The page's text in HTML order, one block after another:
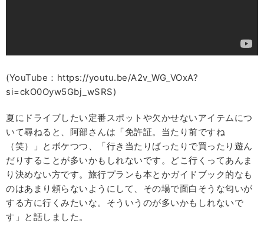
(YouTube：https://youtu.be/A2v_WG_VOxA?
si=ckO0Oyw5Gbj_wSRS)
夏にドライブしたい定番スポットや欠かせないアイテムにつ
いて尋ねると、阿部さんは「免許証。当たり前ですね
（笑）」とボケつつ、「行き当たりばったりで買ったり遊ん
だりすることが多いかもしれないです。どこ行くってあんま
り決めない方です。旅行プランも本とかガイドブック的なも
のはあまり頼らないようにして、その場で面白そうな匂いが
する方に行くみたいな。そういうのが多いかもしれないで
す」と話しました。